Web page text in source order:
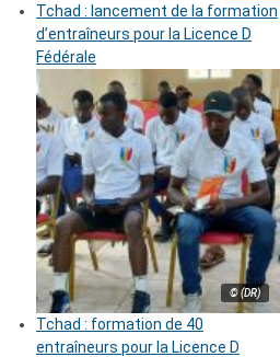
Tchad : lancement de la formation
d’entraîneurs pour la Licence D
Fédérale
© (DR)
Tchad : formation de 40
entraîneurs pour la Licence D